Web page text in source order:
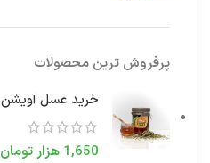
پرفروش ترین محصولات
خرید عسل آویشن
1,650 هزار تومان